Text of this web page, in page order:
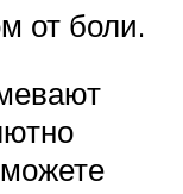
от боли.